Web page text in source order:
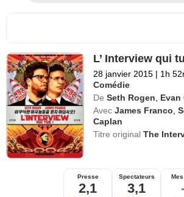
L’ Interview qui
28 janvier 2015 | 1h
Comédie
De Seth Rogen
Evan
Avec James Franco ,
Caplan
Titre originalThe
Presse
2,1
Spectateurs
3,1